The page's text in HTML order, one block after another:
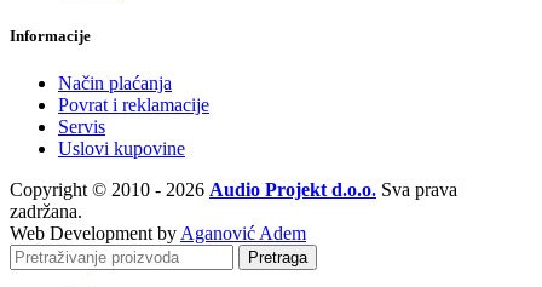
Informacije
Način plaćanja
Povrat i reklamacije
Servis
Uslovi kupovine
Copyright © 2010 - 2026 Audio Projekt d.o.o. Sva prava
zadržana.
Web Development by Aganović Adem
Pretraga